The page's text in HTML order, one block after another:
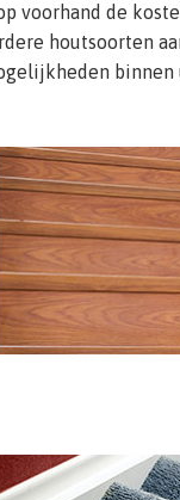
voorhand de
houtsoorten
binnen